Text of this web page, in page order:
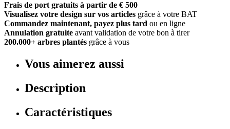
Frais de port gratuits à partir de € 500
Visualisez votre design sur vos articles grâce à votre BAT
Commandez maintenant, payez plus tard ou en ligne
Annulation gratuite avant validation de votre bon à tirer
200.000+ arbres plantés grâce à vous
Vous aimerez aussi
Description
Caractéristiques